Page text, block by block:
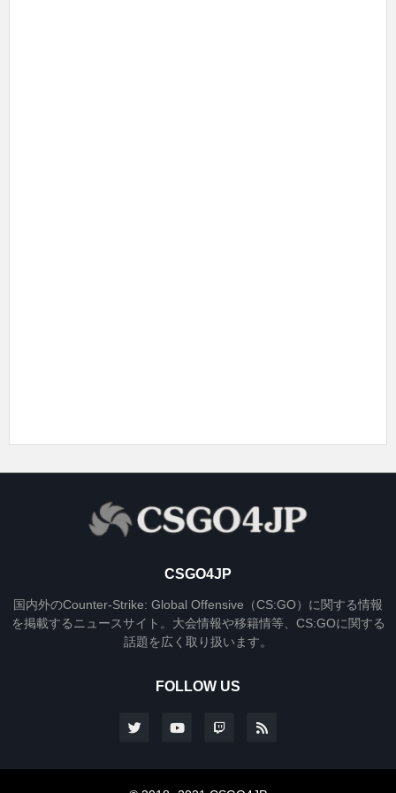
CSGO4JP
国内外のCounter-Strike: Global Offensive（CS:GO）に関する情報
を掲載するニュースサイト。大会情報や移籍情等、CS:GOに関する
話題を広く取り扱います。
FOLLOW US